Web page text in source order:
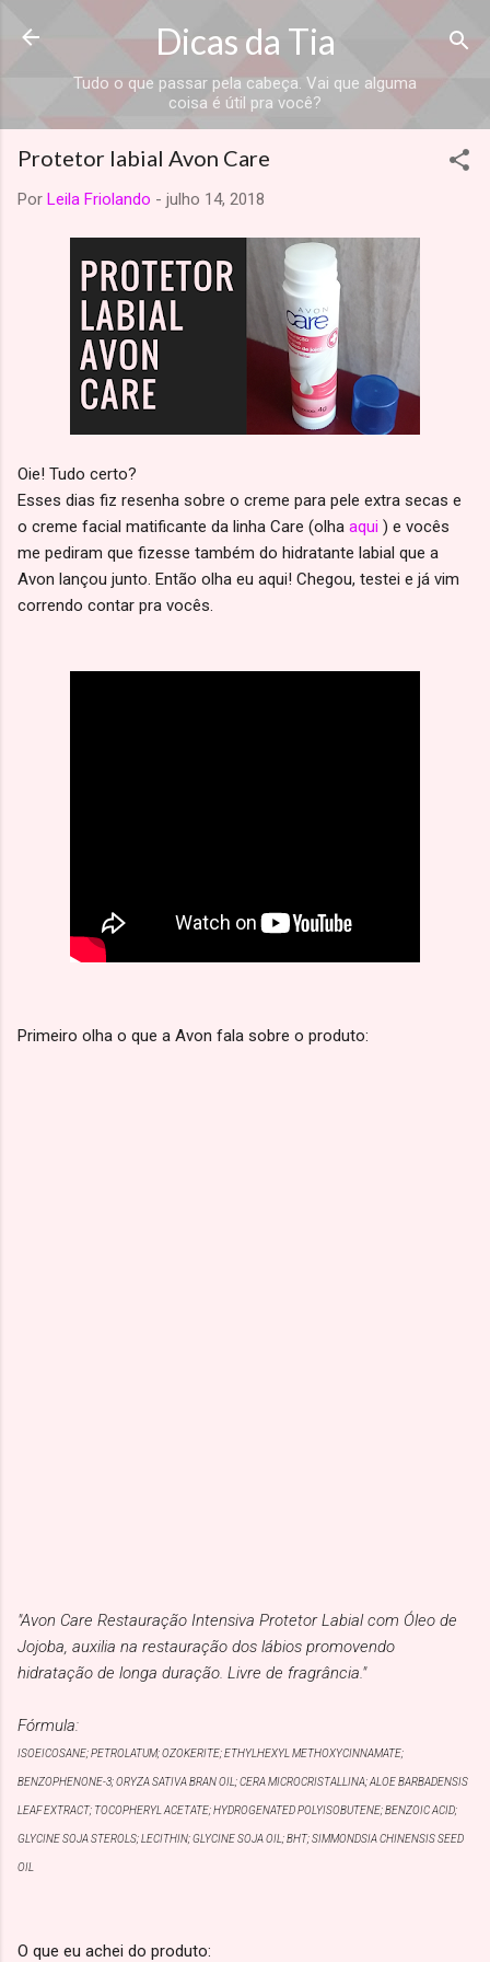
Dicas da Tia
Tudo o que passar pela cabeça. Vai que alguma
coisa é útil pra você?
Protetor labial Avon Care
Por Leila Friolando - julho 14, 2018
Oie! Tudo certo?
Esses dias fiz resenha sobre o creme para pele extra secas e
o creme facial matificante da linha Care (olha aqui ) e vocês
me pediram que fizesse também do hidratante labial que a
Avon lançou junto. Então olha eu aqui! Chegou, testei e já vim
correndo contar pra vocês.
Primeiro olha o que a Avon fala sobre o produto:
"Avon Care Restauração Intensiva Protetor Labial com Óleo de
Jojoba, auxilia na restauração dos lábios promovendo
hidratação de longa duração. Livre de fragrância."
Fórmula:
ISOEICOSANE; PETROLATUM; OZOKERITE; ETHYLHEXYL METHOXYCINNAMATE;
BENZOPHENONE-3; ORYZA SATIVA BRAN OIL; CERA MICROCRISTALLINA; ALOE BARBADENSIS
LEAF EXTRACT; TOCOPHERYL ACETATE; HYDROGENATED POLYISOBUTENE; BENZOIC ACID;
GLYCINE SOJA STEROLS; LECITHIN; GLYCINE SOJA OIL; BHT; SIMMONDSIA CHINENSIS SEED
OIL
O que eu achei do produto: